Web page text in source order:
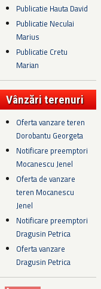
Publicatie Hauta David
Publicatie Neculai
Marius
Publicatie Cretu
Marian
Vânzări terenuri
Oferta vanzare teren
Dorobantu Georgeta
Notificare preemptori
Mocanescu Jenel
Oferta de vanzare
teren Mocanescu
Jenel
Notificare preemptori
Dragusin Petrica
Oferta vanzare
Dragusin Petrica